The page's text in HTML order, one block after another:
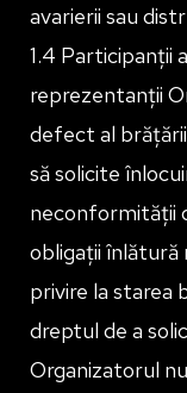
avarierii sau
1.4 Participanții
reprezentanții
defect al
să solicite
neconformității
obligații înlătură
privire la starea
dreptul de a
Organizatorul